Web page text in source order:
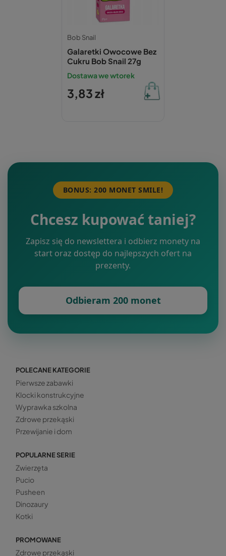
Bob Snail
Galaretki Owocowe Bez
Cukru Bob Snail 27g
Dostawa we wtorek
3,83 zł
BONUS: 200 MONET SMILE!
Chcesz kupować taniej?
Zapisz się do newslettera i odbierz monety na
start oraz dostęp do najlepszych ofert na
prezenty.
Odbieram 200 monet
POLECANE KATEGORIE
Pierwsze zabawki
Klocki konstrukcyjne
Wyprawka szkolna
Zdrowe przekąski
Przewijanie i dom
POPULARNE SERIE
Zwierzęta
Pucio
Pusheen
Dinozaury
Kotki
PROMOWANE
Zdrowe przekąski